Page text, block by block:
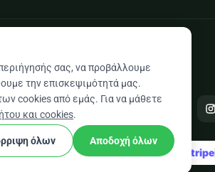
Κατασκευασμένο στην Ευρώπη stripe
σας, να προβάλλουμε
την επισκεψιμότητά μας.
cookies από εμάς. Για να μάθετε
και cookies.
όλων Αποδοχή όλων